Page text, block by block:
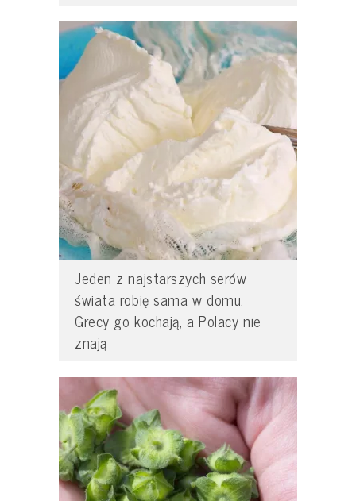
Jeden z najstarszych serów
świata robię sama w domu.
Grecy go kochają, a Polacy nie
znają